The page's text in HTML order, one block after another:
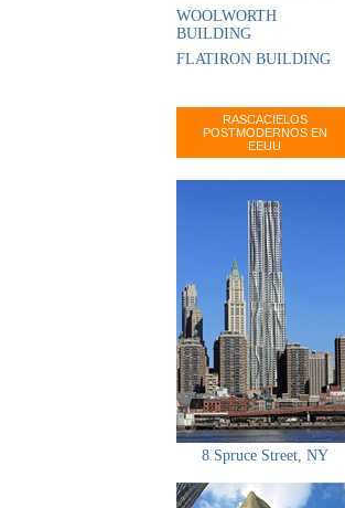
WOOLWORTH
BUILDING
FLATIRON BUILDING
RASCACIELOS
POSTMODERNOS EN
EEUU
8 Spruce Street, NY